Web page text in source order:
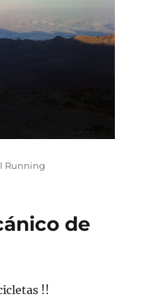
Running
de
!!